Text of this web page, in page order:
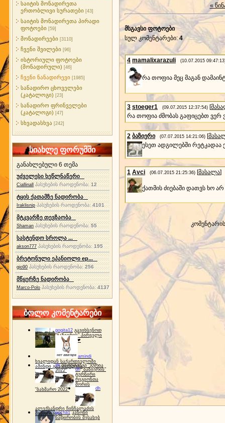
საიტის მონადირეთა
ერთობლივი სურათები [43]
საიტის მონადირეთა პირადი
ფოტოები [59]
მონადირეები [3110]
ჩვენი შვილები [96]
ისტორიული ფოტოები
(მონადირული) [46]
ჩვენი ნანადირევი [1985]
სანადირო ცხოველები
(კატალოგი) [23]
სანადირო ფრინველები
(კატალოგი) [47]
სხვადასხვა [242]
სიახლე ფორუმში
განახლებული 6 თემა
უძველესი ხეწლნაწერი
Ciallinall პასუხების რაოდენობა:12
ტყის ქათამზე ნადირობა
Iraklisnip პასუხების რაოდენობა: 4101
მტკვარზე თევზაობა
Shaman პასუხების რაოდენობა:55
სასტენდო სროლა ...
akson777 პასუხების რაოდენობა:195
ბრეტონული ეპანიოლი ep...
gio90 პასუხების რაოდენობა:256
მწყერზე ნადირობა
Marco-Polo პასუხების რაოდენობა:4137
ბოლო კომენტარები
gogita12 გავიხსენოთ
"ბაზიერის" პირველი
ტურნირი ❤
amindi
ხვალიდან საქართველოში
ამინდი გაუარესდება
dh სპორტინგი "გურია
2022"
dh "ბაზიერის"
ტურნირი
რეგიონთა
შორის
"ბახმარო 2022"
dh
ალექსანდრე ჩინჩალაძის
მემორიალიgocha1 კანონი
ნადირობის შესახებ
«
მსგავსი ფოტოები
სულ კომენტარები:4
4 mamalixarazuli (10.07.2015
რა თოფია მეც მაგან
3 stoeger1 (09.07.2015 12:37:54) [
რა თოფია ძმობას გაფიცებთ ვერ
2 ბაზიერი (07.07.2015 14:21:06) [
ესეთ ადგილებში რეტკადაა
1 Avci (06.07.2015 21:25:36) [მასალა]
ქათმის ძიებაში დათვს ხო